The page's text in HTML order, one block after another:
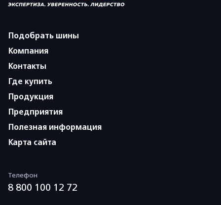
Подобрать шины
Компания
Контакты
Где купить
Продукция
Предприятия
Полезная информация
Карта сайта
Телефон
8 800 100 12 72